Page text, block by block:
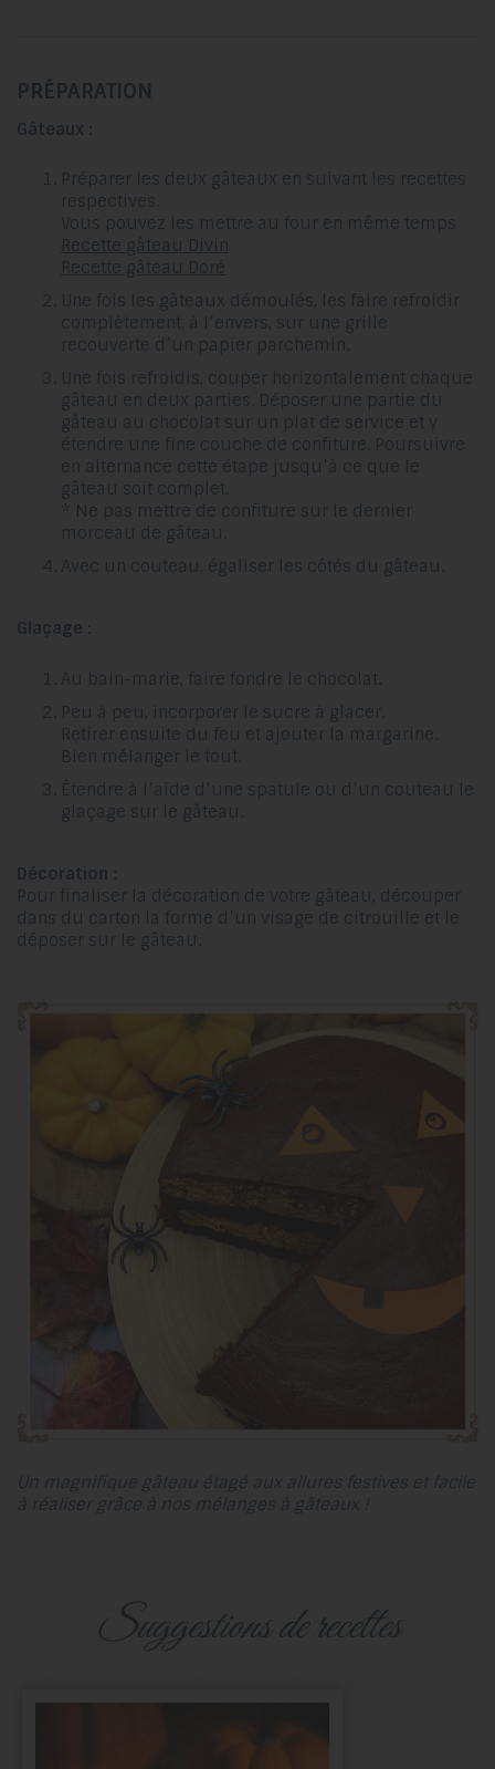
PRÉPARATION
Gâteaux :
Préparer les deux gâteaux en suivant les recettes
respectives.
Vous pouvez les mettre au four en même temps
Recette gâteau Divin
Recette gâteau Doré
Une fois les gâteaux démoulés, les faire refroidir
complètement, à l’envers, sur une grille
recouverte d’un papier parchemin.
Une fois refroidis, couper horizontalement chaque
gâteau en deux parties. Déposer une partie du
gâteau au chocolat sur un plat de service et y
étendre une fine couche de confiture. Poursuivre
en alternance cette étape jusqu’à ce que le
gâteau soit complet.
* Ne pas mettre de confiture sur le dernier
morceau de gâteau.
Avec un couteau, égaliser les côtés du gâteau.
Glaçage :
Au bain-marie, faire fondre le chocolat.
Peu à peu, incorporer le sucre à glacer.
Retirer ensuite du feu et ajouter la margarine.
Bien mélanger le tout.
Étendre à l’aide d’une spatule ou d’un couteau le
glaçage sur le gâteau.
Décoration :
Pour finaliser la décoration de votre gâteau, découper
dans du carton la forme d’un visage de citrouille et le
déposer sur le gâteau.
Un magnifique gâteau étagé aux allures festives et facile
à réaliser grâce à nos mélanges à gâteaux !
suggestions de recettes